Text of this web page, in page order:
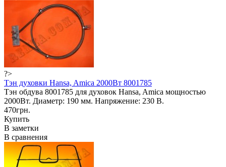
?>
Тэн духовки Hansa, Amica 2000Вт 8001785
Тэн обдува 8001785 для духовок Hansa, Amica мощностью
2000Вт. Диаметр: 190 мм. Напряжение: 230 В.
470грн.
Купить
В заметки
В сравнения